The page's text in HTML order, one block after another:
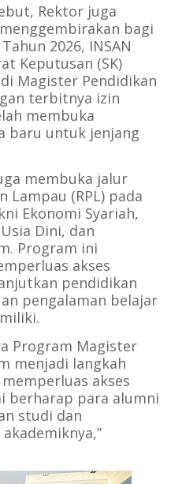
Rektor juga
bagi
2026, INSAN
Keputusan (SK)
Magister Pendidikan
terbitnya izin
membuka
baru untuk jenjang
membuka jalur
Lampau (RPL) pada
Ekonomi Syariah,
Dini, dan
Program ini
akses
pendidikan
pengalaman belajar
Program Magister
menjadi langkah
akses
berharap para alumni
studi dan